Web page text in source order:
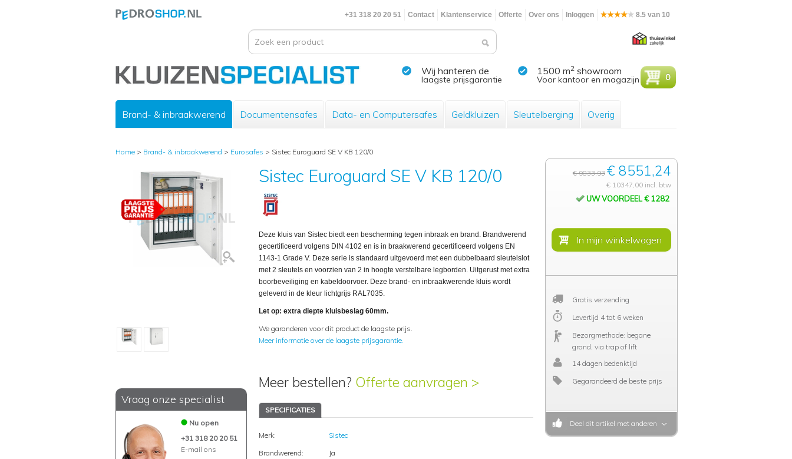
+31 318 20 20 51 Contact Klantenservice Offerte Over ons Inloggen 8.5 van 10
Wij hanteren de
laagste prijsgarantie
1500 m2 showroom
Voor kantoor en magazijn 0
Brand- & inbraakwerend Documentensafes Data- en Computersafes Geldkluizen Sleutelberging Overig
Home > Brand- & inbraakwerend > Eurosafes > Sistec Euroguard SE V KB 120/0
Vraag onze specialist
Nu open
+31 318 20 20 51
E-mail ons
Sistec Euroguard SE V KB 120/0
Deze kluis van Sistec biedt een bescherming tegen inbraak en brand. Brandwerend
gecertificeerd volgens DIN 4102 en is in braakwerend gecertificeerd volgens EN
1143-1 Grade V. Deze serie is standaard uitgevoerd met een dubbelbaard sleutelslot
met 2 sleutels en voorzien van 2 in hoogte verstelbare legborden. Uitgerust met extra
boorbeveiliging en kabeldoorvoer. Deze brand- en inbraakwerende kluis wordt
geleverd in de kleur lichtgrijs RAL7035.
Let op: extra diepte kluisbeslag 60mm.
We garanderen voor dit product de laagste prijs.
Meer informatie over de laagste prijsgarantie.
Meer bestellen? Offerte aanvragen >
SPECIFICATIES
Merk:
Sistec
Brandwerend:
Ja
€ 9833,93 € 8551,24
€ 10347,00 incl. btw
UW VOORDEEL € 1282
Gratis verzending
Levertijd 4 tot 6 weken
Bezorgmethode: begane
grond, via trap of lift
14 dagen bedenktijd
Gegarandeerd de beste prijs
Deel dit artikel met anderen